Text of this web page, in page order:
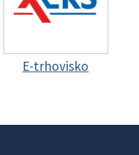
E-trhovisko